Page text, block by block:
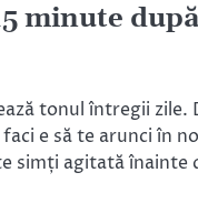
minute
tonul întregii zile.
faci e să te arunci în
simți agitată înainte